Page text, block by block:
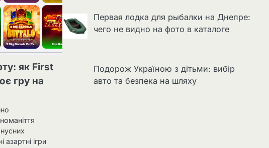
як First
гру на
азартні ігри
Первая лодка для рыбалки на Днепре:
чего не видно на фото в каталоге
Подорож Україною з дітьми: вибір
авто та безпека на шляху